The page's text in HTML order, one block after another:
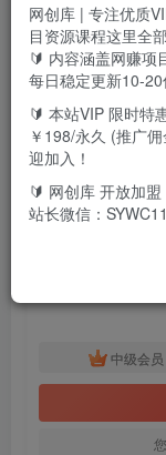
简介:0.01元开通
我们卖9.9块，成
我已录制自取
中级会员
付费资源
网创库 | 专注优质
目资源课程这里全
🔰 内容涵盖网赚项
每日稳定更新10-20
🔰 本站VIP 限时特
￥198/永久 (推广
迎加入！
🔰 网创库 开放加
站长微信：SYWC11